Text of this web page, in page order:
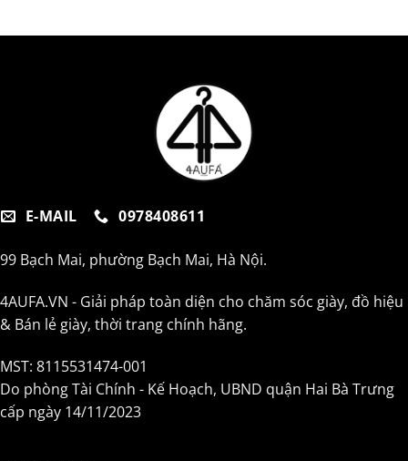
E-MAIL 0978408611
99 Bạch Mai, phường Bạch Mai, Hà Nội.
4AUFA.VN - Giải pháp toàn diện cho chăm sóc giày, đồ hiệu
& Bán lẻ giày, thời trang chính hãng.
MST: 8115531474-001
Do phòng Tài Chính - Kế Hoạch, UBND quận Hai Bà Trưng
cấp ngày 14/11/2023